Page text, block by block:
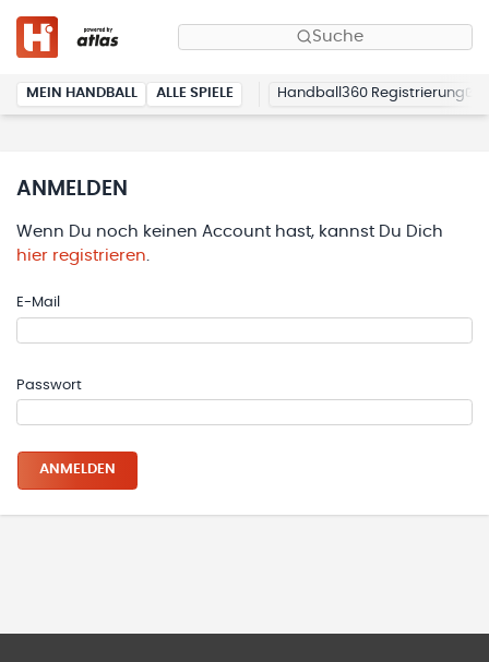
Suche
MEIN HANDBALL ALLE SPIELE Handball360 Registrierung
ANMELDEN
Wenn Du noch keinen Account hast, kannst Du Dich
hier registrieren.
E-Mail
Passwort
ANMELDEN